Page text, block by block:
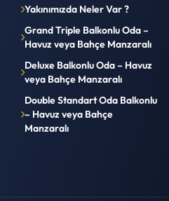
Yakınımızda Neler Var ?
Grand Triple Balkonlu Oda –
Havuz veya Bahçe Manzaralı
Deluxe Balkonlu Oda – Havuz
veya Bahçe Manzaralı
Double Standart Oda Balkonlu
– Havuz veya Bahçe
Manzaralı